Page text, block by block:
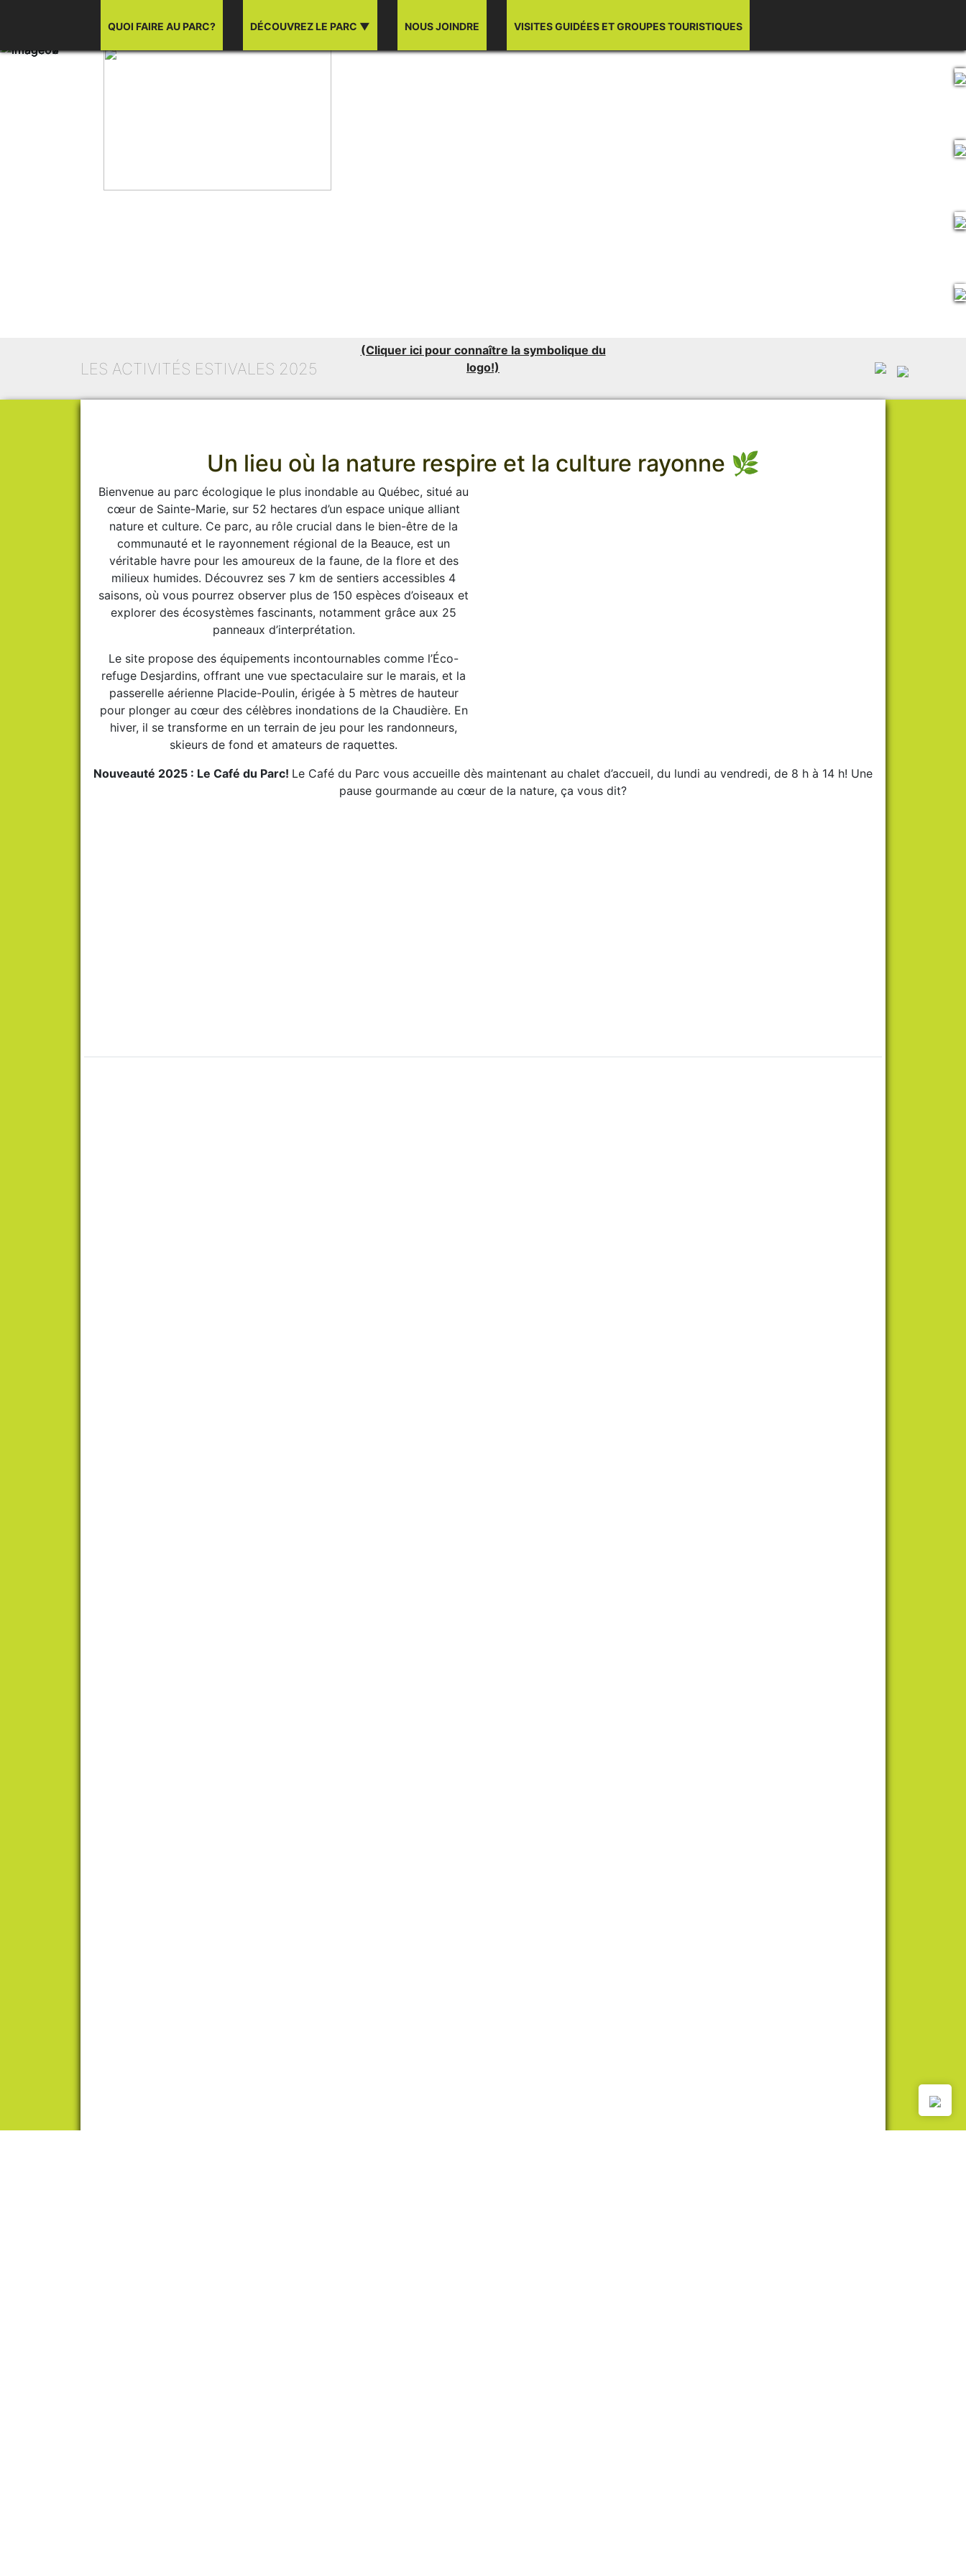
QUOI FAIRE AU PARC? DÉCOUVREZ LE PARC ▼ NOUS JOINDRE VISITES GUIDÉES ET GROUPES TOURISTIQUES
LES ACTIVITÉS ESTIVALES 2025
(Cliquer ici pour connaître la symbolique du
logo!)
Un lieu où la nature respire et la culture rayonne 🌿
Bienvenue au parc écologique le plus inondable au Québec, situé au
cœur de Sainte-Marie, sur 52 hectares d’un espace unique alliant
nature et culture. Ce parc, au rôle crucial dans le bien-être de la
communauté et le rayonnement régional de la Beauce, est un
véritable havre pour les amoureux de la faune, de la flore et des
milieux humides. Découvrez ses 7 km de sentiers accessibles 4
saisons, où vous pourrez observer plus de 150 espèces d’oiseaux et
explorer des écosystèmes fascinants, notamment grâce aux 25
panneaux d’interprétation.
Le site propose des équipements incontournables comme l’Éco-
refuge Desjardins, offrant une vue spectaculaire sur le marais, et la
passerelle aérienne Placide-Poulin, érigée à 5 mètres de hauteur
pour plonger au cœur des célèbres inondations de la Chaudière. En
hiver, il se transforme en un terrain de jeu pour les randonneurs,
skieurs de fond et amateurs de raquettes.
Nouveauté 2025 : Le Café du Parc! Le Café du Parc vous accueille dès maintenant au chalet d’accueil, du lundi au vendredi, de 8 h à 14 h! Une
pause gourmande au cœur de la nature, ça vous dit?